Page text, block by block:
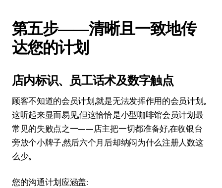
第五步——清晰且一致地传
达您的计划
店内标识、员工话术及数字触点
顾客不知道的会员计划，就是无法发挥作用的会员计划。
这听起来显而易见，但这恰恰是小型咖啡馆会员计划最
常见的失败点之一——店主把一切都准备好，在收银台
旁放个小牌子，然后六个月后却纳闷为什么注册人数这
么少。
您的沟通计划应涵盖：